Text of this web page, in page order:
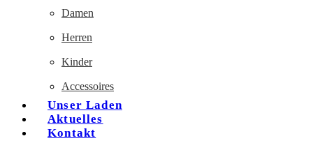
Damen
Herren
Kinder
Accessoires
Unser Laden
Aktuelles
Kontakt